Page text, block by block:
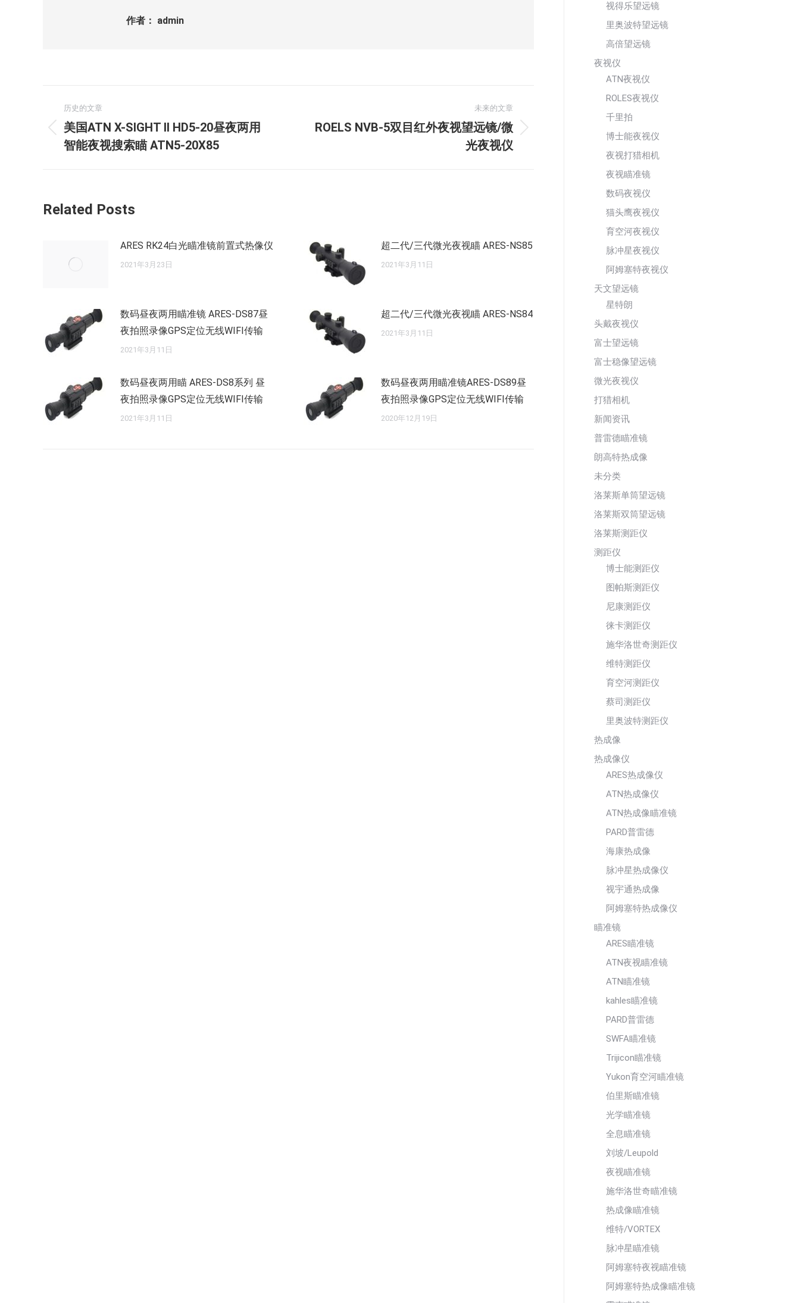
作者： admin
章
历史的文章
历
史
美国ATN X-SIGHT II HD5-20昼夜两用
智能夜视搜索瞄 ATN5-20X85
未来的文章
ROELS NVB-5双目红外夜视望远镜/微
光夜视仪
Related Posts
ARES RK24白光瞄准镜前置式热像仪
2021年3月23日
超二代/三代微光夜视瞄 ARES-NS85
2021年3月11日
数码昼夜两用瞄准镜 ARES-DS87昼
夜拍照录像GPS定位无线WIFI传输
2021年3月11日
超二代/三代微光夜视瞄 ARES-NS84
2021年3月11日
数码昼夜两用瞄 ARES-DS8系列 昼
夜拍照录像GPS定位无线WIFI传输
2021年3月11日
数码昼夜两用瞄准镜ARES-DS89昼
夜拍照录像GPS定位无线WIFI传输
2020年12月19日
视得乐望远镜
里奥波特望远镜
高倍望远镜
夜视仪
ATN夜视仪
ROLES夜视仪
千里拍
博士能夜视仪
夜视打猎相机
夜视瞄准镜
数码夜视仪
猫头鹰夜视仪
育空河夜视仪
脉冲星夜视仪
阿姆塞特夜视仪
天文望远镜
星特朗
头戴夜视仪
富士望远镜
富士稳像望远镜
微光夜视仪
打猎相机
新闻资讯
普雷德瞄准镜
朗高特热成像
未分类
洛莱斯单筒望远镜
洛莱斯双筒望远镜
洛莱斯测距仪
测距仪
博士能测距仪
图帕斯测距仪
尼康测距仪
徕卡测距仪
施华洛世奇测距仪
维特测距仪
育空河测距仪
蔡司测距仪
里奥波特测距仪
热成像
热成像仪
ARES热成像仪
ATN热成像仪
ATN热成像瞄准镜
PARD普雷德
海康热成像
脉冲星热成像仪
视宇通热成像
阿姆塞特热成像仪
瞄准镜
ARES瞄准镜
ATN夜视瞄准镜
ATN瞄准镜
kahles瞄准镜
PARD普雷德
SWFA瞄准镜
Trijicon瞄准镜
Yukon育空河瞄准镜
伯里斯瞄准镜
光学瞄准镜
全息瞄准镜
刘坡/Leupold
夜视瞄准镜
施华洛世奇瞄准镜
热成像瞄准镜
维特/VORTEX
脉冲星瞄准镜
阿姆塞特夜视瞄准镜
阿姆塞特热成像瞄准镜